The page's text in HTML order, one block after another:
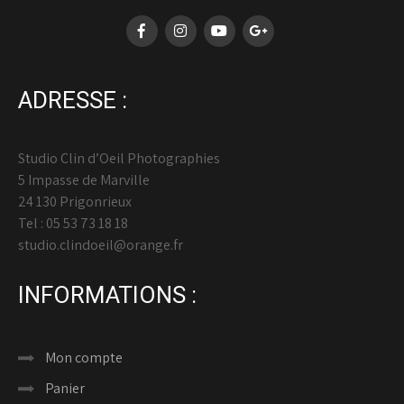
ADRESSE :
Studio Clin d’Oeil Photographies
5 Impasse de Marville
24 130 Prigonrieux
Tel : 05 53 73 18 18
studio.clindoeil@orange.fr
INFORMATIONS :
Mon compte
Panier